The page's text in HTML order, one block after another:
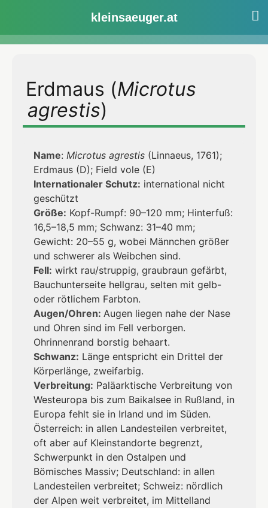
Zum
springen
Wühlmäuse
Erdmaus (Microtus
agrestis)
Name: Microtus agrestis (Linnaeus, 1761);
Erdmaus (D); Field vole (E)
Internationaler Schutz: international nicht
geschützt
Größe: Kopf-Rumpf: 90–120 mm; Hinterfuß:
16,5–18,5 mm; Schwanz: 31–40 mm;
Gewicht: 20–55 g, wobei Männchen größer
und schwerer als Weibchen sind.
Fell: wirkt rau/struppig, graubraun gefärbt,
Bauchunterseite hellgrau, selten mit gelb-
oder rötlichem Farbton.
Augen/Ohren: Augen liegen nahe der Nase
und Ohren sind im Fell verborgen.
Ohrinnenrand borstig behaart.
Schwanz: Länge entspricht ein Drittel der
Körperlänge, zweifarbig.
Verbreitung: Paläarktische Verbreitung von
Westeuropa bis zum Baikalsee in Rußland, in
Europa fehlt sie in Irland und im Süden.
Österreich: in allen Landesteilen verbreitet,
oft aber auf Kleinstandorte begrenzt,
Schwerpunkt in den Ostalpen und
Bömisches Massiv; Deutschland: in allen
Landesteilen verbreitet; Schweiz: nördlich
der Alpen weit verbreitet, im Mittelland
kleinsaeuger.at